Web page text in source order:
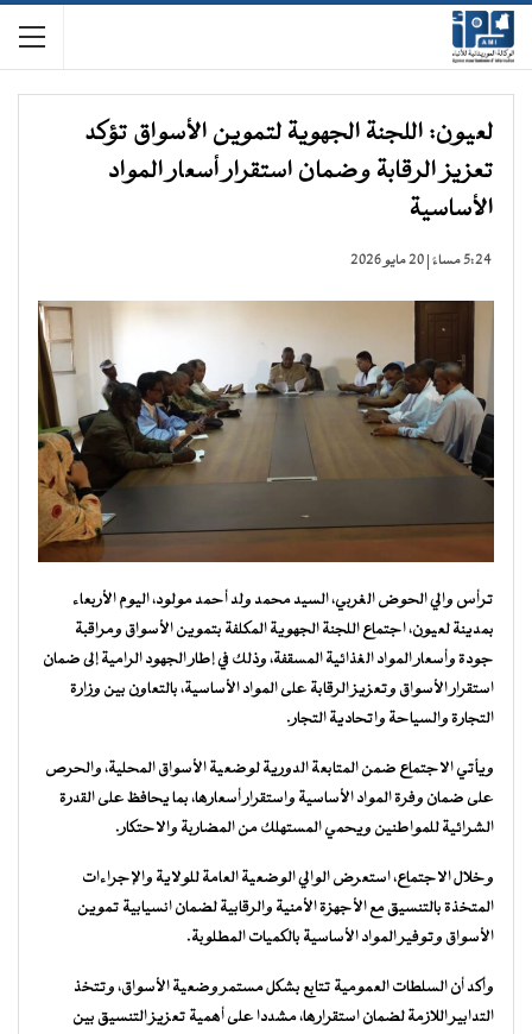
لعيون: اللجنة الجهوية لتموين الأسواق تؤكد
تعزيز الرقابة وضمان استقرار أسعار المواد
الأساسية
5:24 مساءً | 20 مايو 2026
ترأس والي الحوض الغربي، السيد محمد ولد أحمد مولود، اليوم الأربعاء
بمدينة لعيون، اجتماع اللجنة الجهوية المكلفة بتموين الأسواق ومراقبة
جودة وأسعار المواد الغذائية المسقفة، وذلك في إطار الجهود الرامية إلى ضمان
استقرار الأسواق وتعزيز الرقابة على المواد الأساسية، بالتعاون بين وزارة
التجارة والسياحة واتحادية التجار.
ويأتي الاجتماع ضمن المتابعة الدورية لوضعية الأسواق المحلية، والحرص
على ضمان وفرة المواد الأساسية واستقرار أسعارها، بما يحافظ على القدرة
الشرائية للمواطنين ويحمي المستهلك من المضاربة والاحتكار.
وخلال الاجتماع، استعرض الوالي الوضعية العامة للولاية والإجراءات
المتخذة بالتنسيق مع الأجهزة الأمنية والرقابية لضمان انسيابية تموين
الأسواق وتوفير المواد الأساسية بالكميات المطلوبة.
وأكد أن السلطات العمومية تتابع بشكل مستمر وضعية الأسواق، وتتخذ
التدابير اللازمة لضمان استقرارها، مشددا على أهمية تعزيز التنسيق بين